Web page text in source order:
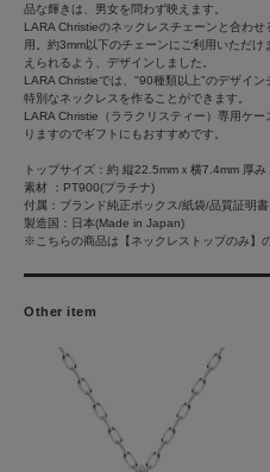
品な輝きは、男女を問わず映えます。
LARA Christieのネックレスチェーンと合わ
用。約3mm以下のチェーンにご利用いただ
えられるよう、デザインしました。
LARA Christieでは、"90種類以上"のデザイ
特別なネックレスを作ることができます。
LARA Christie（ララクリスティー）専用ケ
りますのでギフトにもおすすめです。
トップサイズ：約 縦22.5mmｘ横7.4mm 厚
素材 ：PT900(プラチナ)
付属：ブランド純正ボックス/紙袋/品質証明書
製造国：日本(Made in Japan)
※こちらの商品は【ネックレストップのみ】
Other item